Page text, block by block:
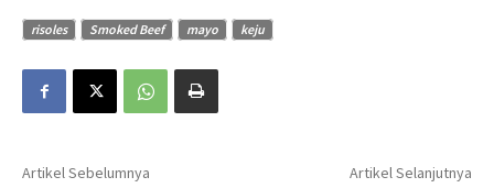
risoles Smoked Beef mayo keju
Artikel Sebelumnya Artikel Selanjutnya